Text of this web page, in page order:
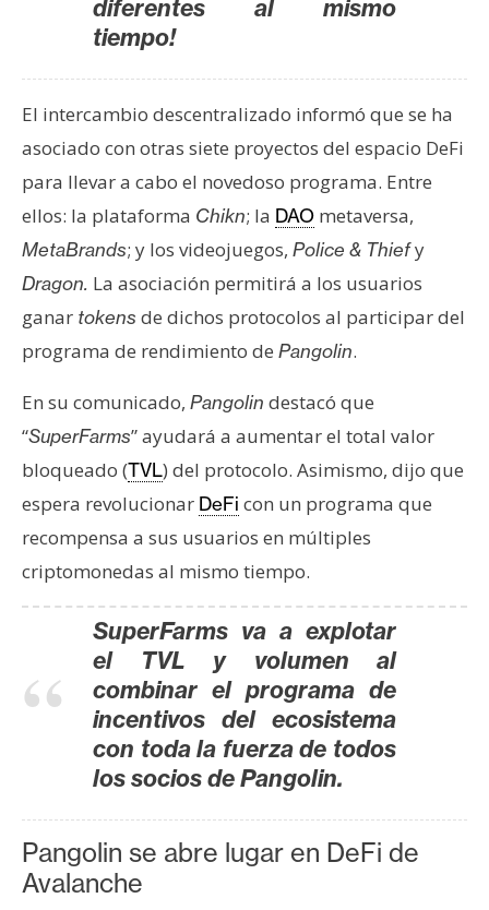
diferentes al mismo
tiempo!
El intercambio descentralizado informó que se ha
asociado con otras siete proyectos del espacio DeFi
para llevar a cabo el novedoso programa. Entre
ellos: la plataforma Chikn; la DAO metaversa,
MetaBrands; y los videojuegos, Police & Thiefy
Dragon. La asociación permitirá a los usuarios
ganar tokens de dichos protocolos al participar del
programa de rendimiento de Pangolin.
En su comunicado, Pangolin destacó que
“SuperFarms” ayudará a aumentar el total valor
bloqueado (TVL) del protocolo. Asimismo, dijo que
espera revolucionar DeFi con un programa que
recompensa a sus usuarios en múltiples
criptomonedas al mismo tiempo.
SuperFarms va a explotar
el TVL y volumen al
combinar el programa de
incentivos del ecosistema
con toda la fuerza de todos
los socios de Pangolin.
Pangolin se abre lugar en DeFi de
Avalanche